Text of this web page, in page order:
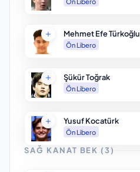
Mehmet Efe Türkoğlu
Ön Libero
Şükür Toğrak
Ön Libero
Yusuf Kocatürk
Ön Libero
SAĞ KANAT BEK (3)